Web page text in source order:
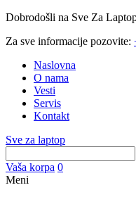
Dobrodošli na Sve Za
Za sve informacije pozovite:
Naslovna
O nama
Vesti
Servis
Kontakt
Sve za laptop
Vaša korpa 0
Meni